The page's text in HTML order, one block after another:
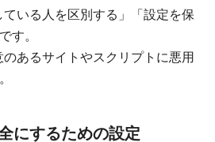
いる人を区別する」「設定を保
す。
あるサイトやスクリプトに悪用
にするための設定